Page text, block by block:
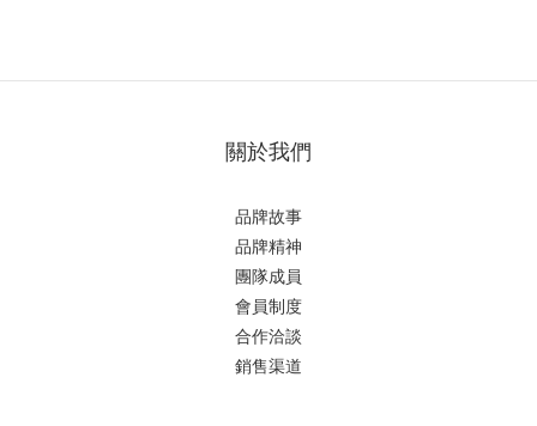
關於我們
品牌故事
品牌精神
團隊成員
會員制度
合作洽談
銷售渠道